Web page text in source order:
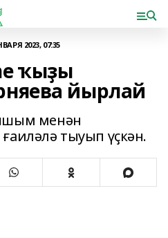
2023, 07:35
ҡыҙы
йырлай
менән
тыуып үҫкән.